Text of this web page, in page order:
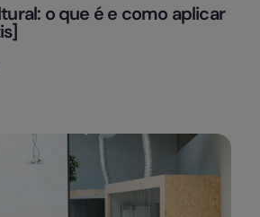
o que é e como aplicar